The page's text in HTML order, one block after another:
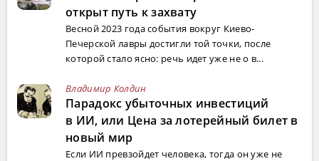
открыт путь к захвату
Весной 2023 года события вокруг Киево-
Печерской лавры достигли той точки, после
которой стало ясно: речь идет уже не о в...
Владимир Колдин
Парадокс убыточных инвестиций
в ИИ, или Цена за лотерейный билет в
новый мир
Если ИИ превзойдет человека, тогда он уже не